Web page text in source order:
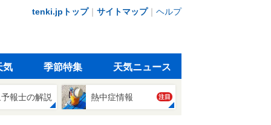
tenki.jpトップ｜ サイトマップ｜ ヘルプ
気 季節特集 天気ニュース
報士の解説 熱中症情報 注目